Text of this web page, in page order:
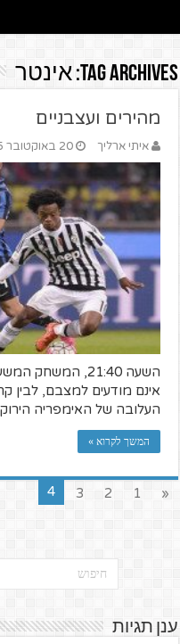
Tag Archives: אינטר
מהירים ועצבניים
איתי ארליך 20 באוקטובר 2015
השעה 21:40,
אינם מודעים למצבם, לבין
העלובה של האימפריה
המשך לקרוא »
«
1
2
3
4
ענן תגיות